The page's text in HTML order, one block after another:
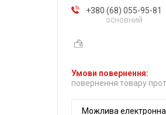
+380 (68) 055-95-81
основний
повернення товару